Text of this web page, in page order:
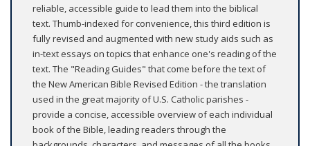
reliable, accessible guide to lead them into the biblical
text. Thumb-indexed for convenience, this third edition is
fully revised and augmented with new study aids such as
in-text essays on topics that enhance one's reading of the
text. The "Reading Guides" that come before the text of
the New American Bible Revised Edition - the translation
used in the great majority of U.S. Catholic parishes -
provide a concise, accessible overview of each individual
book of the Bible, leading readers through the